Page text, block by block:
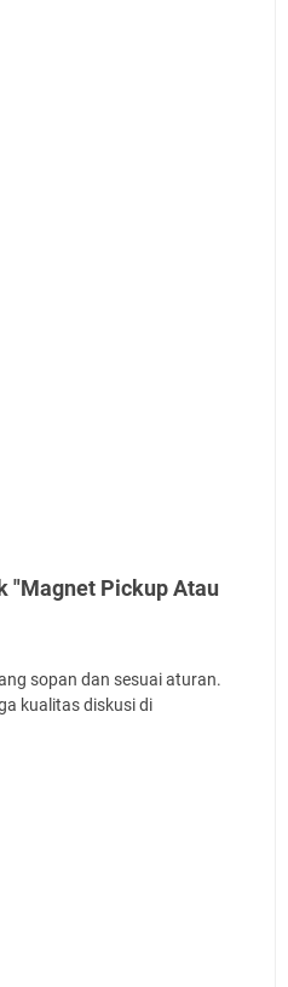
"Magnet Pickup Atau
sopan dan sesuai aturan.
kualitas diskusi di